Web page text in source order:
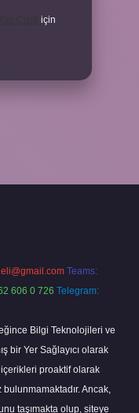
Çizdi
için
Teams:
606 0 726 Telegram:
Bilgi Teknolojileri ve
bir Yer Sağlayıcı olarak
proaktif olarak
Ancak,
taşımakta olup, siteye